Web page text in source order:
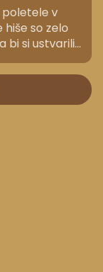
poletele v
so zelo
bi si ustvarili
ni
če
ali
odločate za